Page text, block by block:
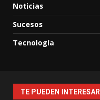
Noticias
Sucesos
Tecnología
TE PUEDEN INTERESAR